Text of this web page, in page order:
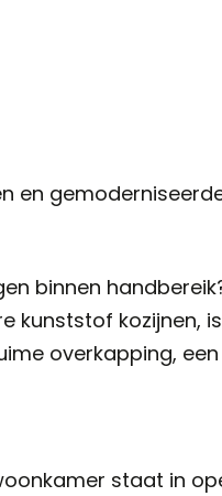
en
binnen
kozijnen,
overkapping,
staat in